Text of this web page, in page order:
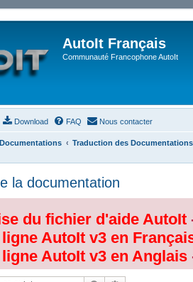
AutoIt Français
Communauté Francophone AutoIt
Download FAQ Nous contacter
Documentations Traduction des Documentations
la documentation
du fichier d'aide AutoIt
AutoIt v3 en
AutoIt v3 en Anglais